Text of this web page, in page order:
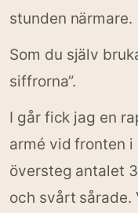
stunden närmare.
Som du själv
siffrorna”.
I går fick jag en
armé vid fronten i
översteg antalet
och svårt sårade.